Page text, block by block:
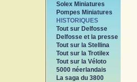
Solex Miniatures
Pompes Miniatures
HISTORIQUES
Tout sur Delfosse
Delfosse et la presse
Tout sur la Stellina
Tout sur la Trotilex
Tout sur la Véloto
5000 néerlandais
La saga du 3800